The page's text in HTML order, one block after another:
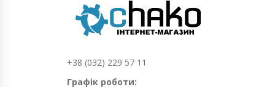
+38 (032) 229 57 11
Графік роботи: